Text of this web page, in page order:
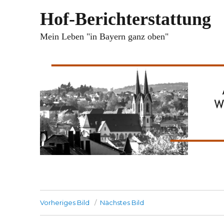
Hof-Berichterstattung
Mein Leben "in Bayern ganz oben"
Vorheriges Bild Nächstes Bild